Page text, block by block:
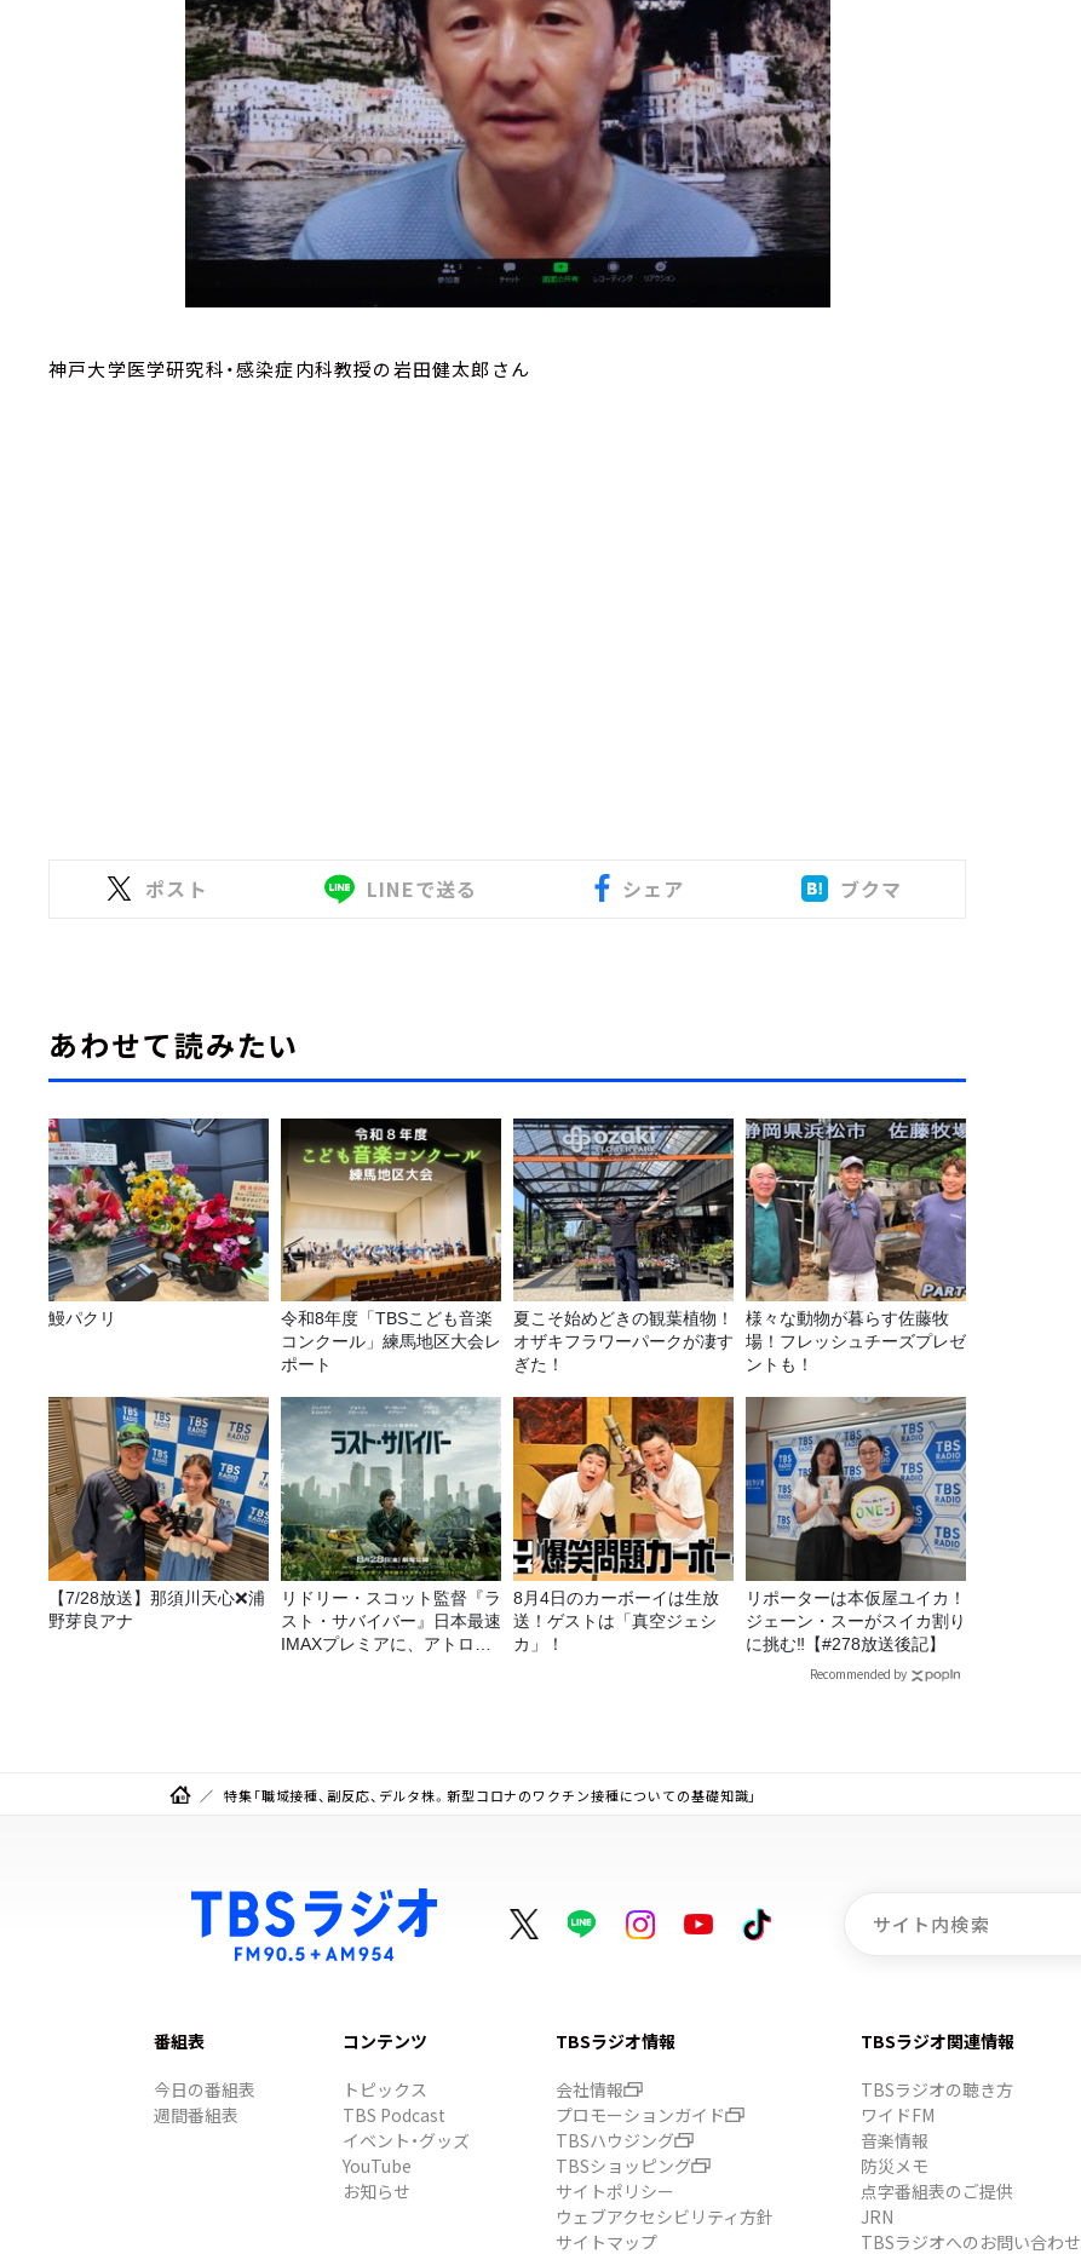
神戸大学医学研究科・感染症内科教授の岩田健太郎さん
ポスト LINEで送る シェア ブクマ
あわせて読みたい
鰻パクリ
令和8年度「TBSこども音楽
コンクール」練馬地区大会レ
ポート
夏こそ始めどきの観葉植物！
オザキフラワーパークが凄す
ぎた！
様々な動物が暮らす佐藤牧
場！フレッシュチーズプレゼ
ントも！
【7/28放送】那須川天心❌浦
野芽良アナ
リドリー・スコット監督『ラ
スト・サバイバー』日本最速
IMAXプレミアに、アトロク
8月4日のカーボーイは生放
送！ゲストは「真空ジェシ
カ」！
リポーターは本仮屋ユイカ！
ジェーン・スーがスイカ割り
に挑む‼【#278放送後記】
Recommended by
特集「職域接種、副反応、デルタ株。新型コロナのワクチン接種についての基礎知識」
番組表
今日の番組表
週間番組表
コンテンツ
トピックス
TBS Podcast
イベント・グッズ
YouTube
お知らせ
TBSラジオ情報
会社情報
プロモーションガイド
TBSハウジング
TBSショッピング
サイトポリシー
ウェブアクセシビリティ方針
サイトマップ
TBSラジオ関連情報
TBSラジオの聴き方
ワイドFM
音楽情報
防災メモ
点字番組表のご提供
JRN
TBSラジオへのお問い合わせ